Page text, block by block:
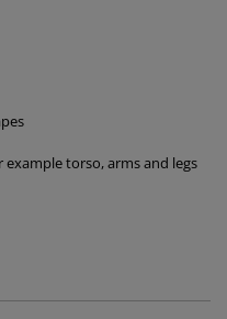
torso, arms and legs